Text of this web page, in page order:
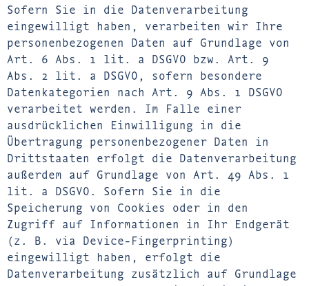
Sofern Sie in die Datenverarbeitung
eingewilligt haben, verarbeiten wir Ihre
personenbezogenen Daten auf Grundlage von
Art. 6 Abs. 1 lit. a DSGVO bzw. Art. 9
Abs. 2 lit. a DSGVO, sofern besondere
Datenkategorien nach Art. 9 Abs. 1 DSGVO
verarbeitet werden. Im Falle einer
ausdrücklichen Einwilligung in die
Übertragung personenbezogener Daten in
Drittstaaten erfolgt die Datenverarbeitung
außerdem auf Grundlage von Art. 49 Abs. 1
lit. a DSGVO. Sofern Sie in die
Speicherung von Cookies oder in den
Zugriff auf Informationen in Ihr Endgerät
(z. B. via Device-Fingerprinting)
eingewilligt haben, erfolgt die
Datenverarbeitung zusätzlich auf Grundlage